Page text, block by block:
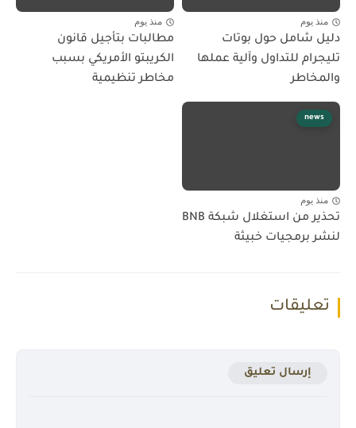
منذ يوم
دليل شامل حول بوتات
تليجرام للتداول وآلية عملها
والمخاطر
منذ يوم
مطالبات بتأجيل قانون
الكريبتو الأمريكي بسبب
مخاطر تنظيمية
news
منذ يوم
تحذير من استغلال شبكة BNB
لنشر برمجيات خبيثة
تعليقات
إرسال تعليق